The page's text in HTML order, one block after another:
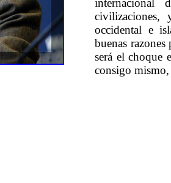
civilizaciones,
occidental e
buenas
será el choque
consigo mismo,